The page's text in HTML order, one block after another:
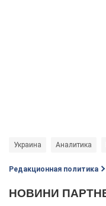
Украина Аналитика
Редакционная политика